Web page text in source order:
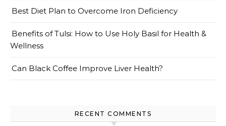
Best Diet Plan to Overcome Iron Deficiency
Benefits of Tulsi: How to Use Holy Basil for Health &
Wellness
Can Black Coffee Improve Liver Health?
RECENT COMMENTS